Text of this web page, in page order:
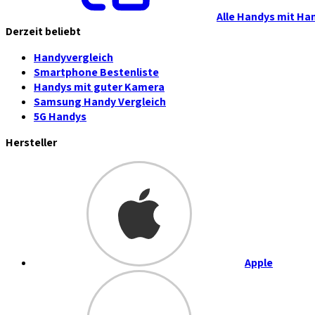
Alle Handys mit
Derzeit beliebt
Handyvergleich
Smartphone Bestenliste
Handys mit guter Kamera
Samsung Handy Vergleich
5G Handys
Hersteller
Apple